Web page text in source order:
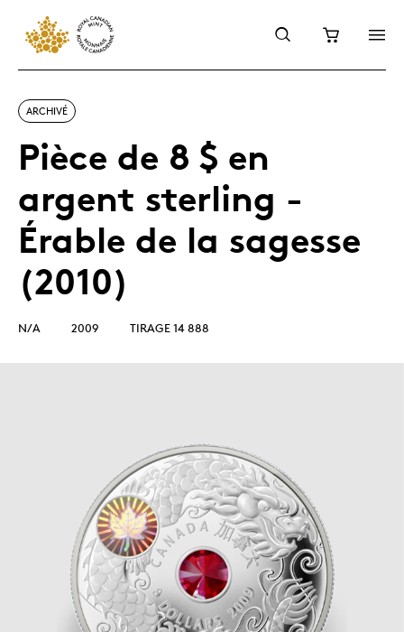
ARCHIVÉ
Pièce de 8 $ en
argent sterling -
Érable de la sagesse
(2010)
N/A 2009 TIRAGE 14 888